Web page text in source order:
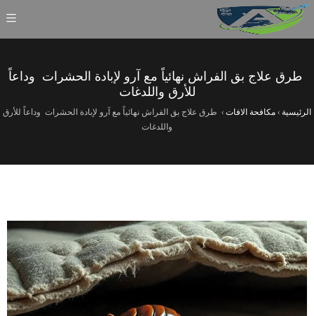
طرق علاج بق الفراش نهائياً مع آرو لإبادة الحشرات وداعاً
للأرق واللدغات
الرئيسية › مكافحة الافات › طرق علاج بق الفراش نهائياً مع آرو لإبادة الحشرات وداعاً للأرق
واللدغات